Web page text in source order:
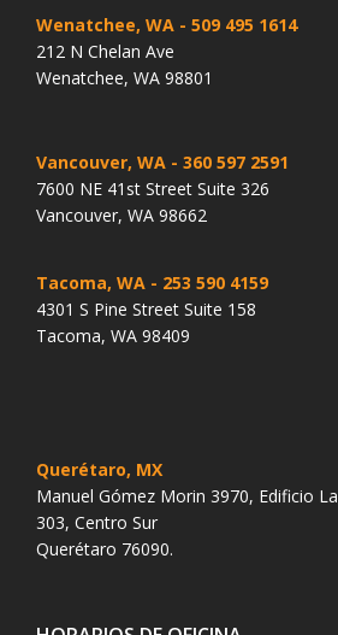
Wenatchee, WA - 509 495 1614
212 N Chelan Ave
Wenatchee, WA 98801
Vancouver, WA - 360 597 2591
7600 NE 41st Street Suite 326
Vancouver, WA 98662
Tacoma, WA - 253 590 4159
4301 S Pine Street Suite 158
Tacoma, WA 98409
Querétaro, MX
Manuel Gómez Morin 3970, Edificio
303, Centro Sur
Querétaro 76090.